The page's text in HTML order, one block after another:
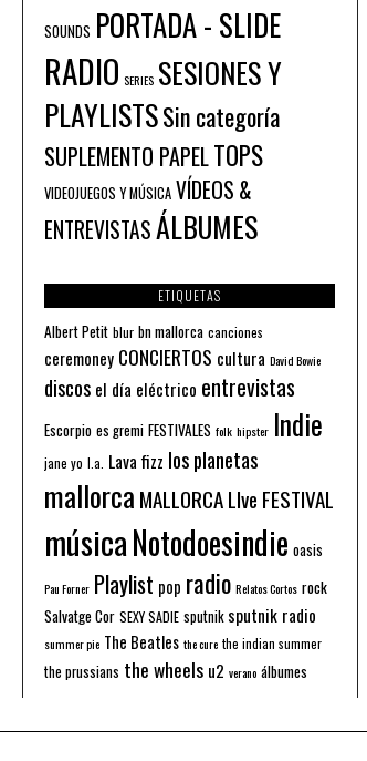
SOUNDS PORTADA - SLIDE
RADIO SERIES SESIONES Y
PLAYLISTSSin categoría
SUPLEMENTO PAPELTOPS
VIDEOJUEGOS Y MÚSICA VÍDEOS &
ENTREVISTASÁLBUMES
ETIQUETAS
Albert Petit blur bn mallorca canciones
ceremoney CONCIERTOS cultura David Bowie
discos el día eléctrico entrevistas
Escorpio es gremi FESTIVALES folk hipster Indie
jane yo l.a. Lava fizz los planetas
mallorca MALLORCA LIve FESTIVAL
músicaNotodoesindie oasis
Pau Forner Playlist pop radio Relatos Cortos rock
Salvatge Cor SEXY SADIE sputnik sputnik radio
summer pie The Beatles the cure the indian summer
the prussians the wheels u2 verano álbumes